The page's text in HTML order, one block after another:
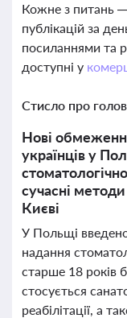
Кожне з питань
публікацій за
посиланнями та
доступні у
Стисло про
Нові
українців у
сучасні
Києві
У Польщі
надання
старше 18 років
стосується
реабілітації, а